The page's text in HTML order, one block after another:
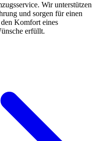
Wir unterstützen
und sorgen für einen
Komfort eines
erfüllt.